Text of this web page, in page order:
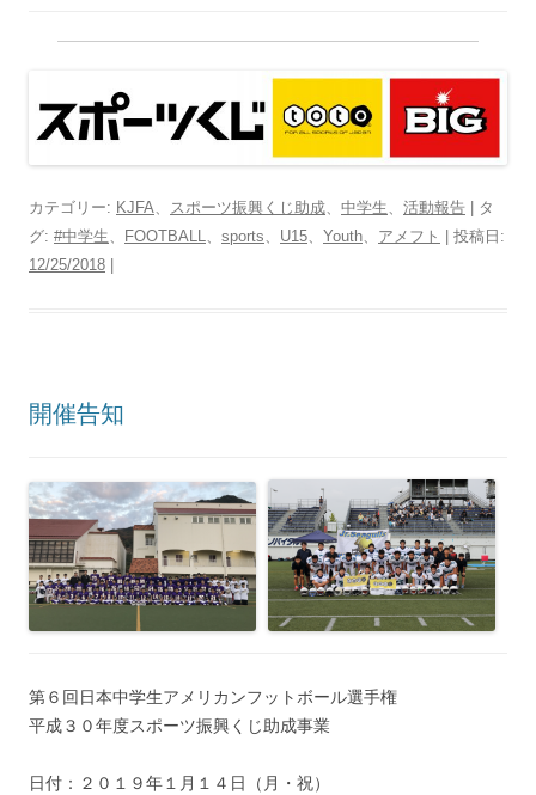
カテゴリー: KJFA、 スポーツ振興くじ助成、 中学生、 活動報告 | タ
グ: #中学生、 FOOTBALL、 sports、 U15、 Youth、 アメフト
| 投稿日:
12/25/2018
開催告知
第６回日本中学生アメリカンフットボール選手権
平成３０年度スポーツ振興くじ助成事業
日付：２０１９年１月１４日（月・祝）